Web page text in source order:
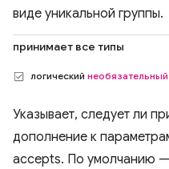
виде уникальной группы.
принимает все типы
логический необязательный
Указывает, следует ли
дополнение к
accepts. По умолчанию